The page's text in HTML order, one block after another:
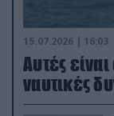
15.07.2026 | 16:03
Aυτές
ναυτικές